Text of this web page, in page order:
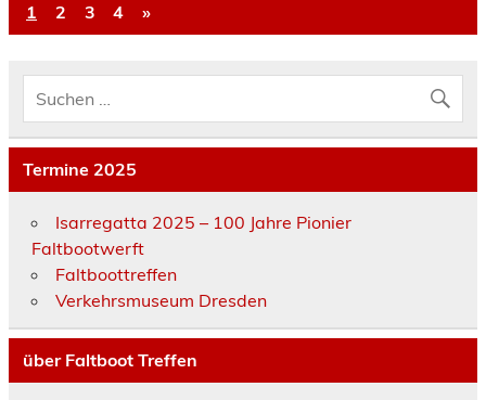
1 2 3 4 »
Termine 2025
Isarregatta 2025 – 100 Jahre Pionier
Faltbootwerft
Faltboottreffen
Verkehrsmuseum Dresden
über Faltboot Treffen